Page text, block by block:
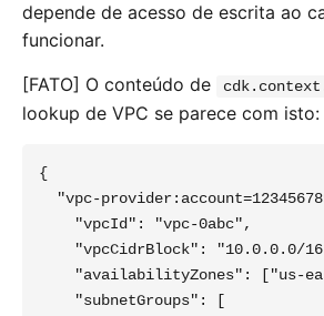
depende de acesso de escrita ao
funcionar.
[FATO] O conteúdo de
lookup de VPC se parece com isto:
{
"vpc-
    "vpcId": "vpc-0abc",
"vpcCidrBlock": "10.0.0.0/
"availabilityZones": ["us-
    "subnetGroups": [